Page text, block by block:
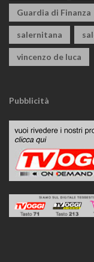
Guardia di Finanza
salernitana
vincenzo de luca
Pubblicità